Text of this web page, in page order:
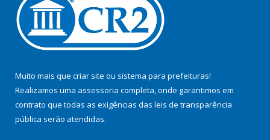
Muito mais que criar site ou sistema para prefeituras!
Realizamos uma assessoria completa, onde garantimos em
contrato que todas as exigências das leis de transparência
pública serão atendidas.